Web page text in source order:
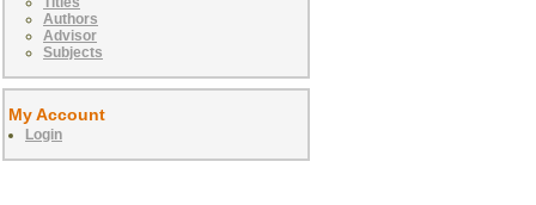
Authors
Advisor
Subjects
My Account
Login